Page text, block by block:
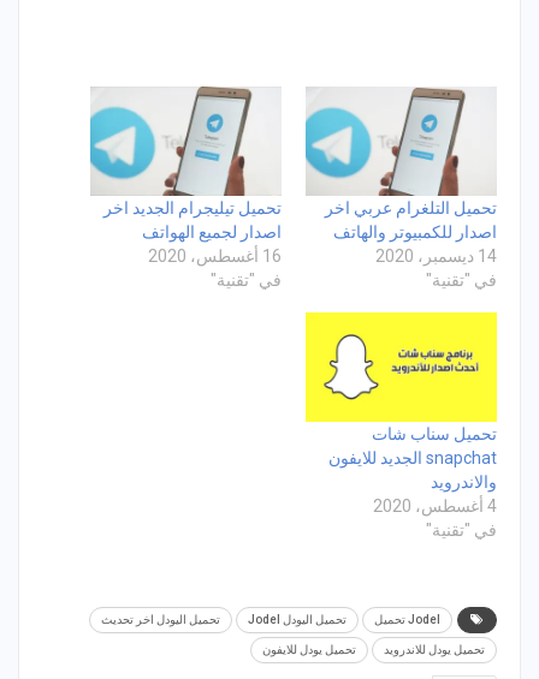
تحميل التلغرام عربي اخر
اصدار للكمبيوتر والهاتف
14 ديسمبر، 2020
في "تقنية"
تحميل تيليجرام الجديد اخر
اصدار لجميع الهواتف
16 أغسطس، 2020
في "تقنية"
تحميل سناب شات
snapchat الجديد للايفون
والاندرويد
4 أغسطس، 2020
في "تقنية"
Jodel تحميل تحميل اليودل Jodel تحميل اليودل اخر تحديث
تحميل يودل للاندرويد تحميل يودل للايفون